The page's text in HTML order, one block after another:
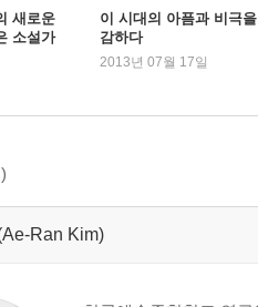
물어보기
, 모든 부재를 있음으로 바꾸는 고
지와 선정 방법
새로운
소설가
이 시대의 아픔과 비극
감하다
2013년 07월 17일
Ran Kim)